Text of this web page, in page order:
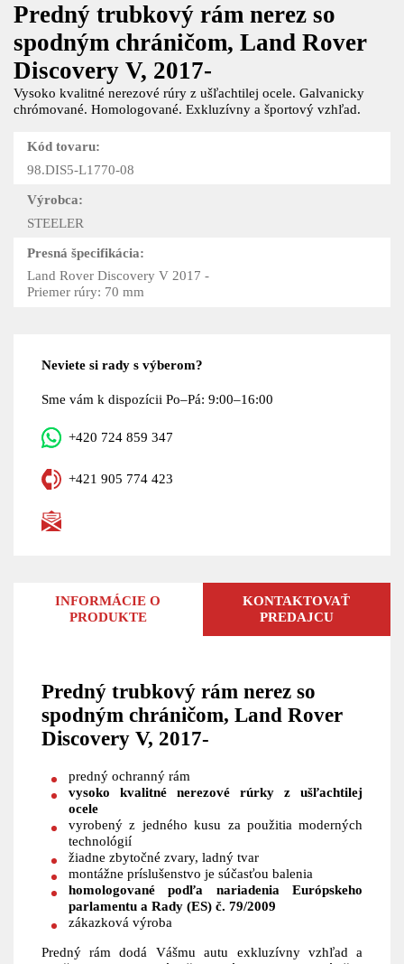
Predný trubkový rám nerez so
spodným chráničom, Land Rover
Discovery V, 2017-
Vysoko kvalitné nerezové rúry z ušľachtilej ocele. Galvanicky
chrómované. Homologované. Exkluzívny a športový vzhľad.
Kód tovaru:
98.DIS5-L1770-08
Výrobca:
STEELER
Presná špecifikácia:
Land Rover Discovery V 2017 -
Priemer rúry: 70 mm
Neviete si rady s výberom?
Sme vám k dispozícii Po–Pá: 9:00–16:00
+420 724 859 347
+421 905 774 423
INFORMÁCIE O
PRODUKTE
KONTAKTOVAŤ
PREDAJCU
Predný trubkový rám nerez so
spodným chráničom, Land Rover
Discovery V, 2017-
predný ochranný rám
vysoko kvalitné nerezové rúrky z ušľachtilej
ocele
vyrobený z jedného kusu za použitia moderných
technológií
žiadne zbytočné zvary, ladný tvar
montážne príslušenstvo je súčasťou balenia
homologované podľa nariadenia Európskeho
parlamentu a Rady (ES) č. 79/2009
zákazková výroba
Predný rám dodá Vášmu autu exkluzívny vzhľad a